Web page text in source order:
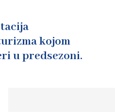
kojom
u predsezoni.